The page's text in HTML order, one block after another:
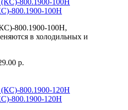
800.1900-100Н
800.1900-100Н,
в холодильных и
р.
800.1900-120Н